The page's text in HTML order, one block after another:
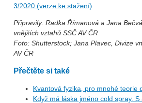
3/2020 (verze ke stažení)
Připravily: Radka Římanová a Jana
vnějších vztahů SSČ AV ČR
Foto: Shutterstock; Jana Plavec, Divize
AV ČR
Přečtěte si také
Kvantová fyzika, pro mnohé teorie
Když má láska jméno cold spray.